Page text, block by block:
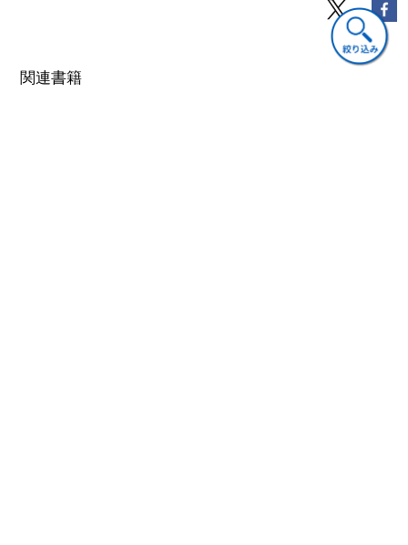
1 金融セクターにおける経済安全保障推進法への対応の課題
2 経済安全保障推進法への対応のための継続的な改善の必要性
3 金融機関における経済安全保障推進法への対応の将来展望
関連書籍